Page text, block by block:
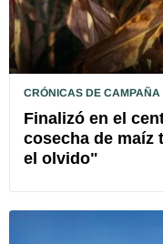
CRÓNICAS DE CAMPAÑA
Finalizó en el
cosecha de maíz
el olvido"